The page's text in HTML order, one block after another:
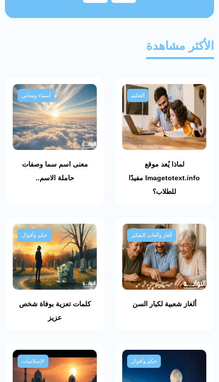
الأكثر مشاهدة
التعليم
لماذا يُعد موقع
Imagetotext.info مفيدًا
للطلاب؟
أسماء ومعاني
معنى اسم سما وصفات
حاملة الاسم..
ألغاز وألعاب التفكير
ألغاز شعبية لكبار السن
حكم وأقوال
كلمات تعزية بوفاة شخص
عزيز
حكم وأقوال الإسلاميات